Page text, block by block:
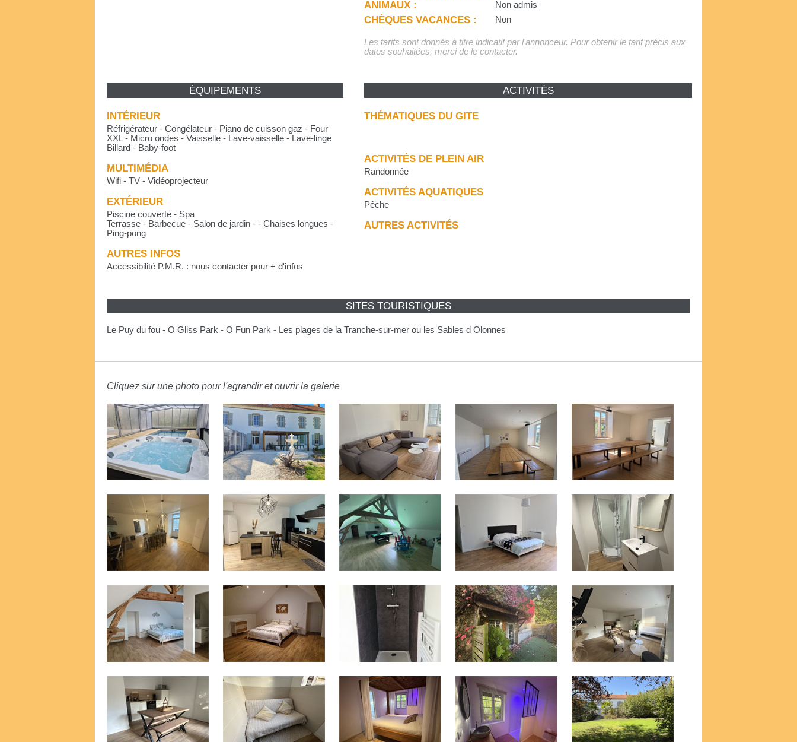
ANIMAUX : Non admis
CHÈQUES VACANCES : Non
Les tarifs sont donnés à titre indicatif par l'annonceur. Pour obtenir le tarif précis aux
dates souhaitées, merci de le contacter.
ÉQUIPEMENTS
INTÉRIEUR
Réfrigérateur - Congélateur - Piano de cuisson gaz - Four
XXL - Micro ondes - Vaisselle - Lave-vaisselle - Lave-linge
Billard - Baby-foot
MULTIMÉDIA
Wifi - TV - Vidéoprojecteur
EXTÉRIEUR
Piscine couverte - Spa
Terrasse - Barbecue - Salon de jardin - - Chaises longues -
Ping-pong
AUTRES INFOS
Accessibilité P.M.R. : nous contacter pour + d'infos
ACTIVITÉS
THÉMATIQUES DU GITE
ACTIVITÉS DE PLEIN AIR
Randonnée
ACTIVITÉS AQUATIQUES
Pêche
AUTRES ACTIVITÉS
SITES TOURISTIQUES
Le Puy du fou - O Gliss Park - O Fun Park - Les plages de la Tranche-sur-mer ou les Sables d Olonnes
Cliquez sur une photo pour l'agrandir et ouvrir la galerie